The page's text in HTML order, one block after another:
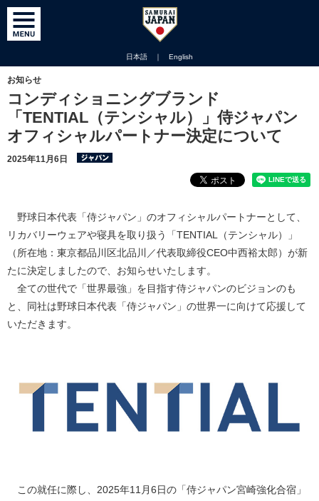
日本語 ｜ English
お知らせ
コンディショニングブランド
「TENTIAL（テンシャル）」侍ジャパン
オフィシャルパートナー決定について
2025年11月6日
野球日本代表「侍ジャパン」のオフィシャルパートナーとして、
リカバリーウェアや寝具を取り扱う「TENTIAL（テンシャル）」
（所在地：東京都品川区北品川／代表取締役CEO中西裕太郎）が新
たに決定しましたので、お知らせいたします。
全ての世代で「世界最強」を目指す侍ジャパンのビジョンのも
と、同社は野球日本代表「侍ジャパン」の世界一に向けて応援して
いただきます。
この就任に際し、2025年11月6日の「侍ジャパン宮崎強化合宿」